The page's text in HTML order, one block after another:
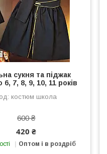
сукня та піджак
6, 7, 8, 9, 10, 11 років
костюм школа
600 ₴
420 ₴
Оптом і в роздріб